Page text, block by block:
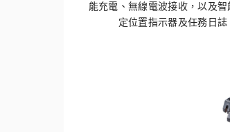
能充電、無線電波接收，以及智
定位置指示器及任務日